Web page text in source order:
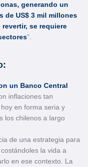
generando un
de US$ 3 mil millones
se requiere
s”.
un Banco Central
inflaciones tan
en forma seria y
los chilenos a largo
de una estrategia para
la vida a
en ese contexto. La